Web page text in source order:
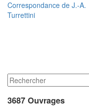
Correspondance de J.-A.
Turrettini
3687 Ouvrages